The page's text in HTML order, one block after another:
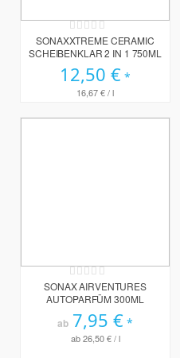
Rating:
0%
SONAXXTREME CERAMIC
SCHEIBENKLAR 2 IN 1 750ML
12,50 €
16,67 €/ l
Rating:
0%
SONAX AIRVENTURES
AUTOPARFÜM 300ML
ab 7,95 €
ab26,50 €/ l